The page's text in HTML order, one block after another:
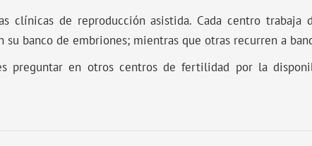
clínicas de reproducción asistida. Cada centro trabaja
banco de embriones; mientras que otras recurren a
preguntar en otros centros de fertilidad por la